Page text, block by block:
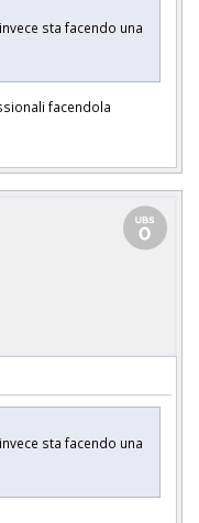
sta facendo una
facendola
sta facendo una